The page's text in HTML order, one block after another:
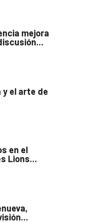
mejora
y el arte de
en el
Lions...